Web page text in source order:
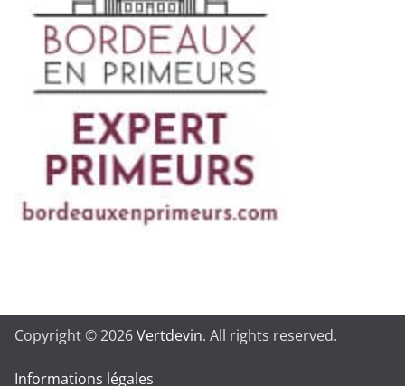
Copyright © 2026Vertdevin. All rights reserved.
Informations légales